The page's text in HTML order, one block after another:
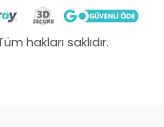
hakları saklıdır.